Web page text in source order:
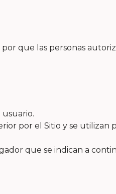
que las personas
por el Sitio y se utilizan
que se indican a